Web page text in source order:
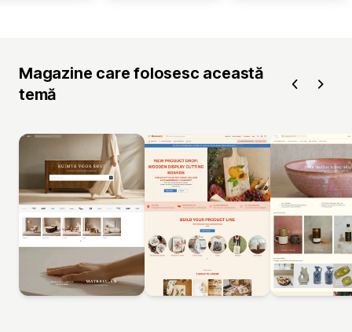
Magazine care folosesc această
temă